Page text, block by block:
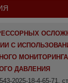
С
МОНИТОРИНГА
ДАВЛЕНИЯ
2025-18-4-65-71,